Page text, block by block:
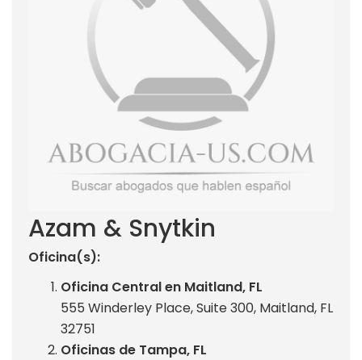
Azam & Snytkin
Oficina(s):
Oficina Central en Maitland, FL
555 Winderley Place, Suite 300, Maitland, FL
32751
Oficinas de Tampa, FL